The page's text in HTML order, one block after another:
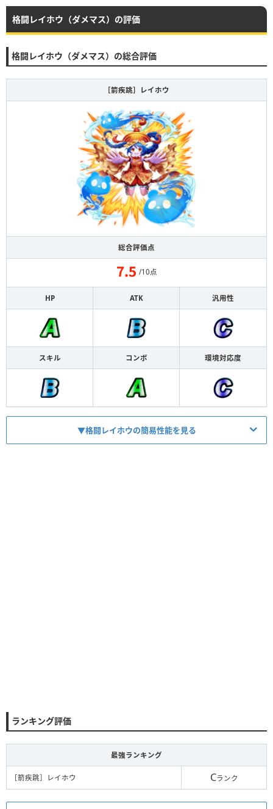
格闘レイホウ（ダメマス）の評価
格闘レイホウ（ダメマス）の総合評価
［箭疾跳］レイホウ
総合評価点
/10点
HP ATK 汎用性
スキル コンボ 環境対応度
▼格闘レイホウの簡易性能を見る
ランキング評価
最強ランキング
［箭疾跳］レイホウ Cランク